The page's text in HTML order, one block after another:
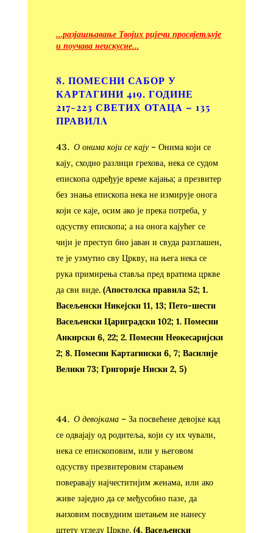
…разјашњавање Твојих ријечи просвјетљује
и поучава неискусне…
8. ПОМЕСНИ САБОР У
КАРТАГИНИ 419. ГОДИНЕ
217-223 СВЕТИХ ОТАЦА – 135
ПРАВИЛA
О онима који се кају– Онима који се
кају, сходно разлици грехова, нека се судом
епископа одређује време кајања; а презвитер
без знања епископа нека не измирује онога
који се каје, осим ако је прека потреба, у
одсуству епископа; а на онога кајућег се
чији је преступ био јаван и свуда разглашен,
те је узмутио сву Цркву, на њега нека се
рука примирења ставља пред вратима цркве
да сви виде. (Апостолска правила 52; 1.
Васељенски Никејски 11, 13; Пето-шести
Васељенски Цариградски 102; 1. Помесни
Анкирски 6, 22; 2. Помесни Неокесаријски
2; 8. Помесни Картагински 6, 7; Василије
Велики 73; Григорије Ниски 2, 5)
О девојкама– За посвећене девојке кад
се одвајају од родитеља, који су их чували,
нека се епископовим, или у његовом
одсуству презвитеровим старањем
поверавају најчеститијим женама, или ако
живе заједно да се међусобно пазе, да
њиховим посвудним шетањем не нанесу
штету угледу Цркве. (4. Васељенски